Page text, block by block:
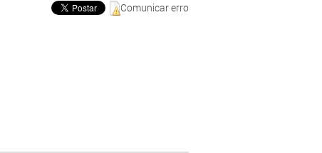
Comunicar erro